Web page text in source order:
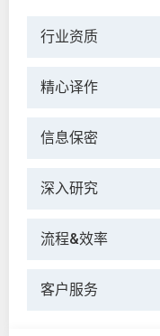
行业资质
精心译作
信息保密
深入研究
流程&效率
客户服务